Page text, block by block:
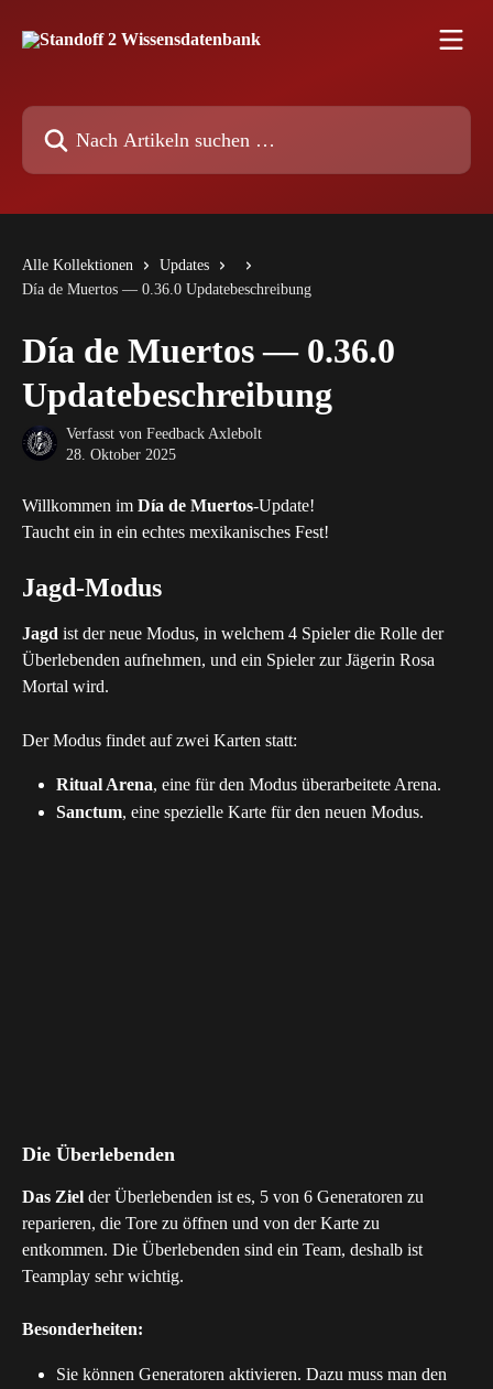
Nach Artikeln suchen …
Alle Kollektionen
Updates
Día de Muertos — 0.36.0 Updatebeschreibung
Día de Muertos — 0.36.0
Updatebeschreibung
Verfasst von Feedback Axlebolt
28. Oktober 2025
Willkommen im Día de Muertos-Update!
Taucht ein in ein echtes mexikanisches Fest!
Jagd-Modus
Jagd ist der neue Modus, in welchem 4 Spieler die Rolle der
Überlebenden aufnehmen, und ein Spieler zur Jägerin Rosa
Mortal wird.
Der Modus findet auf zwei Karten statt:
Ritual Arena, eine für den Modus überarbeitete Arena.
Sanctum, eine spezielle Karte für den neuen Modus.
Die Überlebenden
Das Ziel der Überlebenden ist es, 5 von 6 Generatoren zu
reparieren, die Tore zu öffnen und von der Karte zu
entkommen. Die Überlebenden sind ein Team, deshalb ist
Teamplay sehr wichtig.
Besonderheiten:
Sie können Generatoren aktivieren. Dazu muss man den